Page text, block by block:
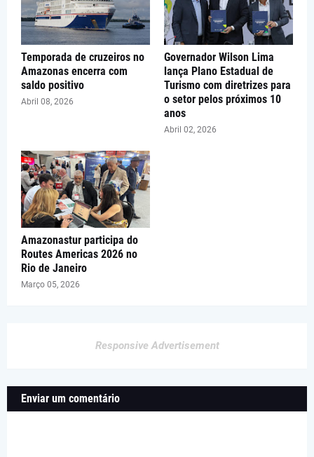
Temporada de cruzeiros no
Amazonas encerra com
saldo positivo
Abril 08, 2026
Governador Wilson Lima
lança Plano Estadual de
Turismo com diretrizes para
o setor pelos próximos 10
anos
Abril 02, 2026
Amazonastur participa do
Routes Americas 2026 no
Rio de Janeiro
Março 05, 2026
Responsive Advertisement
Enviar um comentário